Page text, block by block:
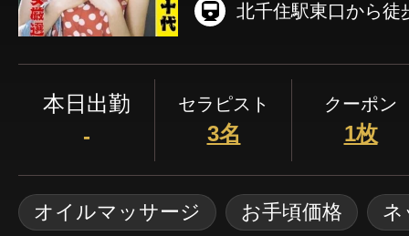
北千住駅東口から徒
本日出勤
-
セラピスト
3名
クーポン
1枚
オイルマッサージ お手頃価格 ネ